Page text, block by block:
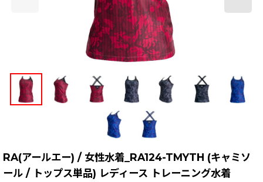
RA(アールエー) / 女性水着_RA124-TMYTH (キャミソ
ール / トップス単品) レディース トレーニング水着